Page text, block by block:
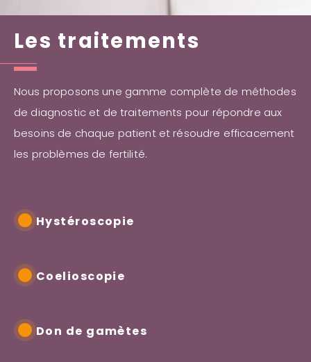
Les traitements
Nous proposons une gamme complète de méthodes
de diagnostic et de traitements pour répondre aux
besoins de chaque patient et résoudre efficacement
les problèmes de fertilité.
Hystéroscopie
Coelioscopie
Don de gamètes